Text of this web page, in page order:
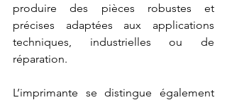
produire des pièces robustes et
précises adaptées aux applications
techniques, industrielles ou de
réparation.
L’imprimante se distingue également